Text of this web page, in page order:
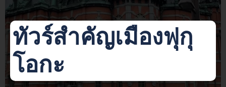
ทัวร์สำคัญเมืองฟุกุ
โอกะ